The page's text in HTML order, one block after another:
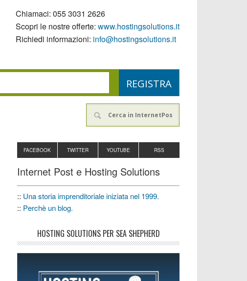
Chiamaci: 055 3031 2626
Scopri le nostre offerte: www.hostingsolutions.it
Richiedi informazioni: info@hostingsolutions.it
FACEBOOK TWITTER YOUTUBE RSS
Internet Post e Hosting Solutions
:: Una storia imprenditoriale iniziata nel 1999.
:: Perchè un blog.
HOSTING SOLUTIONS PER SEA SHEPHERD